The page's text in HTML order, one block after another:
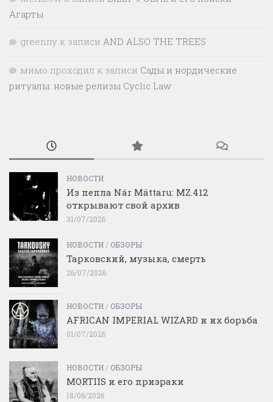
Агарты
greenny к записи AND ALSO THE TREES
мимо проходил к записи Сады и нордические
ритуалы: новые релизы Cyclic Law
НОВОСТИ
Из пепла Nár Máttaru: MZ.412
открывают свой архив
31/07/2026
НОВОСТИ / ОБЗОРЫ
Тарковский, музыка, смерть
26/07/2026
НОВОСТИ / ОБЗОРЫ
AFRICAN IMPERIAL WIZARD и их борьба
01/07/2026
НОВОСТИ / ОБЗОРЫ
MORTIIS и его призраки
18/06/2026